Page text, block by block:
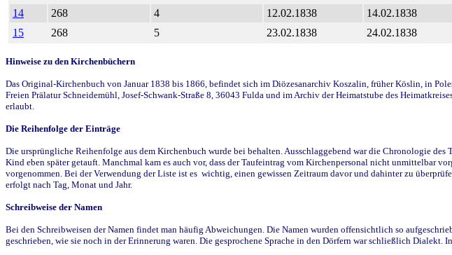
14
268 4 12.02.1838 14.02.1838
15
268 5 23.02.1838 24.02.1838
Hinweise zu den Kirchenbüchern
Das Original-Kirchenbuch von Januar 1838 bis 1866, befindet sich im Diözesanarchiv Koszalin, früher Köslin, in
Freien Prälatur Schneidemühl, Josef-Schwank-Straße 8, 36043 Fulda und im Archiv der Heimatstube des
erlaubt.
Die Reihenfolge der Einträge
Die ursprüngliche Reihenfolge aus dem Kirchenbuch wurde bei behalten. Ausschlaggebend war die Chronologie
Kind eben später getauft. Manchmal kam es auch vor, dass der Taufeintrag vom Kirchenpersonal nicht unmittelbar
vorgenommen. Bei der Verwendung der Liste ist es wichtig, einen gewissen Zeitraum davor und dahinter zu
erfolgt nach Tag, Monat und Jahr.
Schreibweise der Namen
Bei den Schreibweisen der Namen findet man häufig Abweichungen. Die Namen wurden offensichtlich so
geschrieben, wie sie noch in der Erinnerung waren. Die gesprochene Sprache in den Dörfern war schließlich